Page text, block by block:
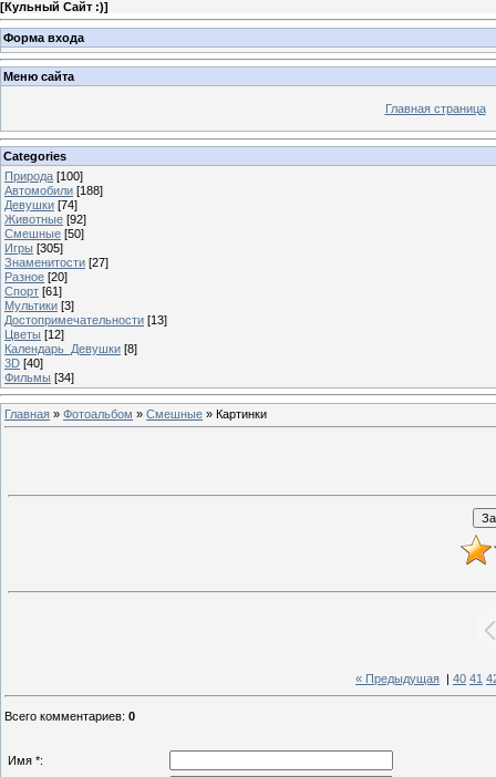
[Кульный Сайт :)]
Форма входа
Меню сайта
Главная страница
Categories
Природа [100]
Автомобили [188]
Девушки [74]
Животные [92]
Смешные [50]
Игры [305]
Знаменитости [27]
Разное [20]
Спорт [61]
Мультики [3]
Достопримечательности [13]
Цветы [12]
Календарь_Девушки [8]
3D [40]
Фильмы [34]
Главная » Фотоальбом » Смешные » Картинки
« Предыдущая 40 41
Всего комментариев: 0
Имя *: